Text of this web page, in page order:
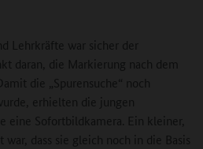
Lehrkräfte war sicher der
daran, die Markierung nach dem
die „Spurensuche“ noch
erhielten die jungen
Sofortbildkamera. Ein kleiner,
dass sie gleich noch in die Basis